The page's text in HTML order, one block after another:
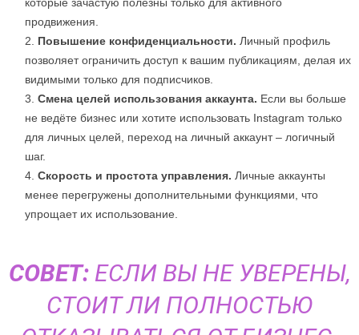
продвижения.
Повышение конфиденциальности. Личный профиль
позволяет ограничить доступ к вашим публикациям, делая их
видимыми только для подписчиков.
Смена целей использования аккаунта. Если вы больше
не ведёте бизнес или хотите использовать Instagram только
для личных целей, переход на личный аккаунт – логичный
шаг.
Скорость и простота управления. Личные аккаунты
менее перегружены дополнительными функциями, что
упрощает их использование.
СОВЕТ:ЕСЛИ ВЫ НЕ УВЕРЕНЫ,
СТОИТ ЛИ ПОЛНОСТЬЮ